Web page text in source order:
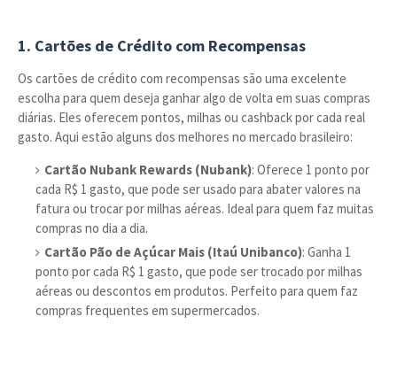
1. Cartões de Crédito com Recompensas
Os cartões de crédito com recompensas são uma excelente
escolha para quem deseja ganhar algo de volta em suas compras
diárias. Eles oferecem pontos, milhas ou cashback por cada real
gasto. Aqui estão alguns dos melhores no mercado brasileiro:
Cartão Nubank Rewards (Nubank): Oferece 1 ponto por
cada R$ 1 gasto, que pode ser usado para abater valores na
fatura ou trocar por milhas aéreas. Ideal para quem faz muitas
compras no dia a dia.
Cartão Pão de Açúcar Mais (Itaú Unibanco): Ganha 1
ponto por cada R$ 1 gasto, que pode ser trocado por milhas
aéreas ou descontos em produtos. Perfeito para quem faz
compras frequentes em supermercados.